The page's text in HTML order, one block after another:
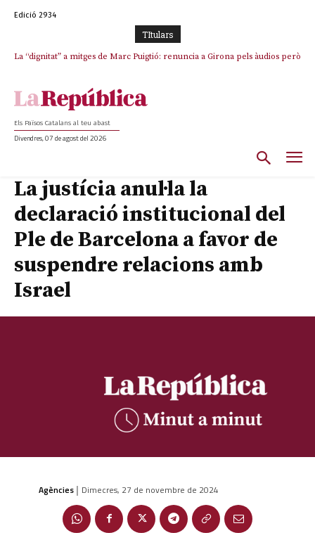
Edició 2934
TItulars
La “dignitat” a mitges de Marc Puigtió: renuncia a Girona pels àudios però
Junts exigeix que Catalunya quedi “fora” del repartiment dels menors
Els Països Catalans al teu abast
Divendres, 07 de agost del 2026
La justícia anul·la la
declaració institucional del
Ple de Barcelona a favor de
suspendre relacions amb
Israel
Agències | Dimecres, 27 de novembre de 2024